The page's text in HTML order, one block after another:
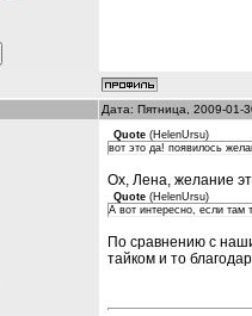
Дата: Пятница, 2009-
Quote (HelenUrsu)
вот это да! появилось
Ох, Лена, желание
Quote (HelenUrsu)
А вот интересно, если там
По сравнению с
тайком и то